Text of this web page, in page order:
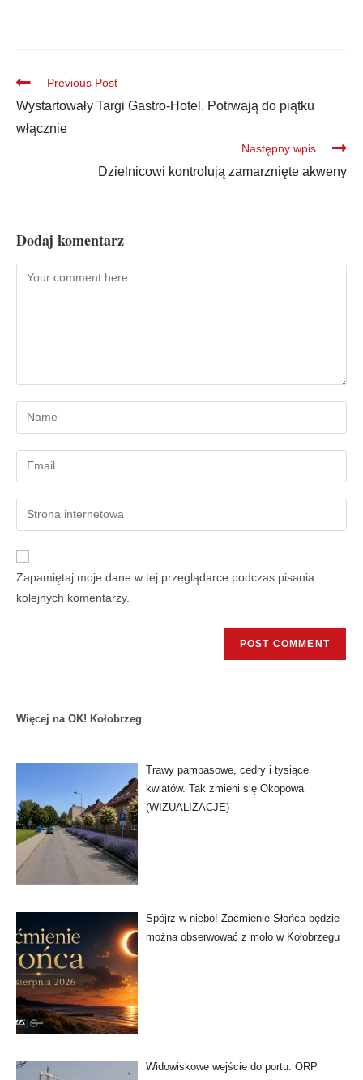
Previous Post
Wystartowały Targi Gastro-Hotel. Potrwają do piątku
włącznie
Następny wpis
Dzielnicowi kontrolują zamarznięte akweny
Dodaj komentarz
Zapamiętaj moje dane w tej przeglądarce podczas pisania
kolejnych komentarzy.
Więcej na OK! Kołobrzeg
Trawy pampasowe, cedry i tysiące
kwiatów. Tak zmieni się Okopowa
(WIZUALIZACJE)
Spójrz w niebo! Zaćmienie Słońca będzie
można obserwować z molo w Kołobrzegu
Widowiskowe wejście do portu: ORP